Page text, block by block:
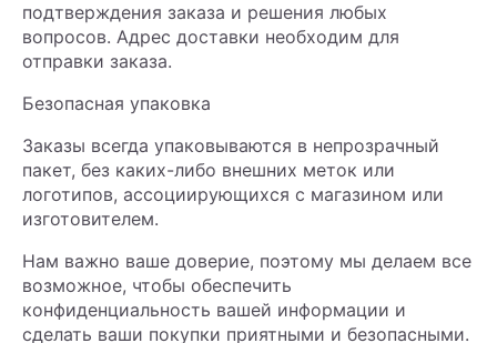
подтверждения заказа и решения любых
вопросов. Адрес доставки необходим для
отправки заказа.
Безопасная упаковка
Заказы всегда упаковываются в непрозрачный
пакет, без каких-либо внешних меток или
логотипов, ассоциирующихся с магазином или
изготовителем.
Нам важно ваше доверие, поэтому мы делаем все
возможное, чтобы обеспечить
конфиденциальность вашей информации и
сделать ваши покупки приятными и безопасными.